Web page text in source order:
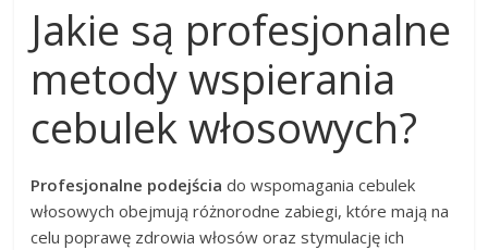
Jakie są profesjonalne
metody wspierania
cebulek włosowych?
Profesjonalne podejścia do wspomagania cebulek
włosowych obejmują różnorodne zabiegi, które mają na
celu poprawę zdrowia włosów oraz stymulację ich